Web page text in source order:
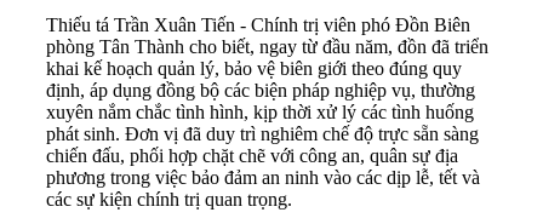
Thiếu tá Trần Xuân Tiến - Chính trị viên phó Đồn Biên
phòng Tân Thành cho biết, ngay từ đầu năm, đồn đã triển
khai kế hoạch quản lý, bảo vệ biên giới theo đúng quy
định, áp dụng đồng bộ các biện pháp nghiệp vụ, thường
xuyên nắm chắc tình hình, kịp thời xử lý các tình huống
phát sinh. Đơn vị đã duy trì nghiêm chế độ trực sẵn sàng
chiến đấu, phối hợp chặt chẽ với công an, quân sự địa
phương trong việc bảo đảm an ninh vào các dịp lễ, tết và
các sự kiện chính trị quan trọng.